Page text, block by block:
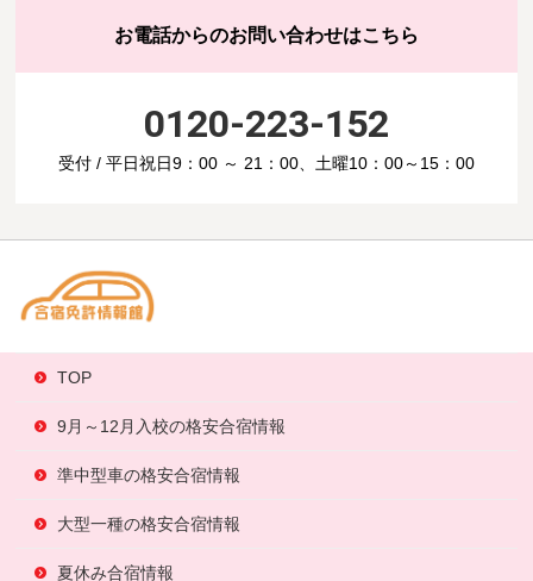
お電話からのお問い合わせはこちら
0120-223-152
受付 / 平日祝日9：00 ～ 21：00、土曜10：00～15：00
TOP
9月～12月入校の格安合宿情報
準中型車の格安合宿情報
大型一種の格安合宿情報
夏休み合宿情報